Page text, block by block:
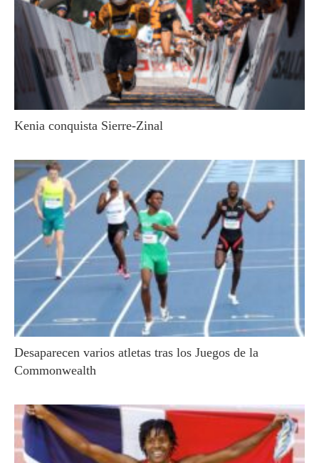
Kenia conquista Sierre-Zinal
Desaparecen varios atletas tras los Juegos de la
Commonwealth